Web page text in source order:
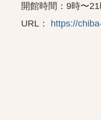
開館時間：9時〜
URL： https://